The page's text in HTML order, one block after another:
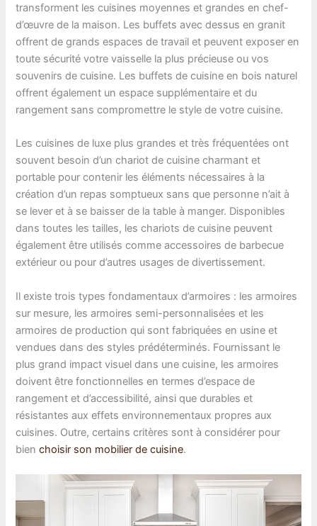
transforment les cuisines moyennes et grandes en chef-
d’œuvre de la maison. Les buffets avec dessus en granit
offrent de grands espaces de travail et peuvent exposer en
toute sécurité votre vaisselle la plus précieuse ou vos
souvenirs de cuisine. Les buffets de cuisine en bois naturel
offrent également un espace supplémentaire et du
rangement sans compromettre le style de votre cuisine.
Les cuisines de luxe plus grandes et très fréquentées ont
souvent besoin d’un chariot de cuisine charmant et
portable pour contenir les éléments nécessaires à la
création d’un repas somptueux sans que personne n’ait à
se lever et à se baisser de la table à manger. Disponibles
dans toutes les tailles, les chariots de cuisine peuvent
également être utilisés comme accessoires de barbecue
extérieur ou pour d’autres usages de divertissement.
Il existe trois types fondamentaux d’armoires : les armoires
sur mesure, les armoires semi-personnalisées et les
armoires de production qui sont fabriquées en usine et
vendues dans des styles prédéterminés. Fournissant le
plus grand impact visuel dans une cuisine, les armoires
doivent être fonctionnelles en termes d’espace de
rangement et d’accessibilité, ainsi que durables et
résistantes aux effets environnementaux propres aux
cuisines. Outre, certains critères sont à considérer pour
bienchoisir son mobilier de cuisine.